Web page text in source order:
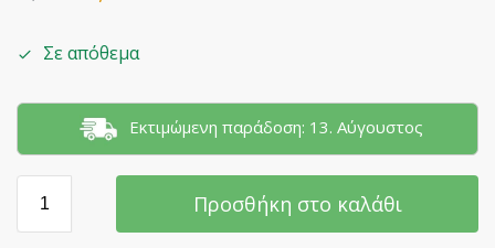
Σε απόθεμα
Εκτιμώμενη παράδοση: 13. Αύγουστος
Προσθήκη στο καλάθι